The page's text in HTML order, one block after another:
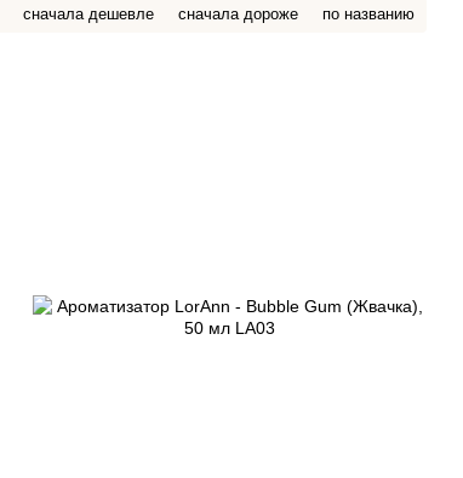
сначала дешевле сначала дороже по названию